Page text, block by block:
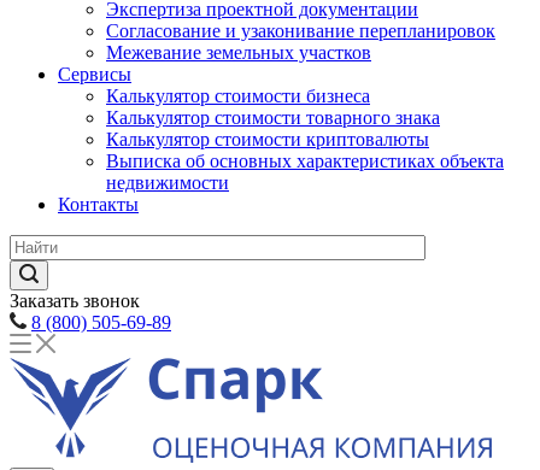
Экспертиза проектной документации
Согласование и узаконивание перепланировок
Межевание земельных участков
Сервисы
Калькулятор стоимости бизнеса
Калькулятор стоимости товарного знака
Калькулятор стоимости криптовалюты
Выписка об основных характеристиках объекта
недвижимости
Контакты
Заказать звонок
8 (800) 505-69-89